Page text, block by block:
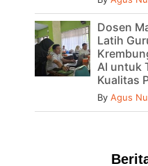
Dosen
Latih
AI untuk
Kualitas
By Agus